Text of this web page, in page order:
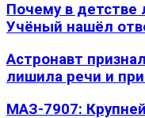
Почему в детстве
Учёный нашёл
Астронавт
лишила речи и
МАЗ-7907: